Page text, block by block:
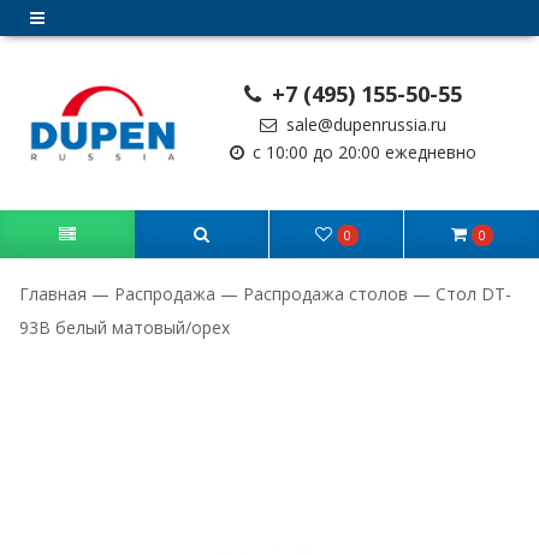
+7 (495) 155-50-55
sale@dupenrussia.ru
с 10:00 до 20:00 ежедневно
0 0
Главная — Распродажа — Распродажа столов — Стол DT-
93B белый матовый/орех